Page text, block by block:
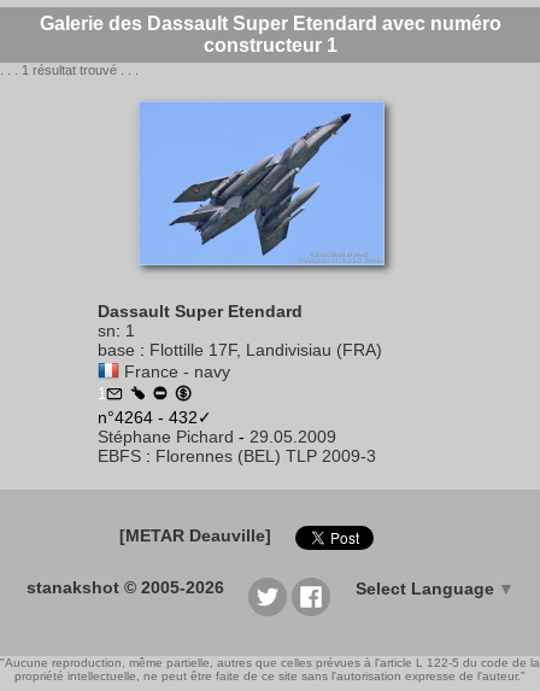
Galerie des Dassault Super Etendard avec numéro
constructeur 1
. . . 1 résultat trouvé . . .
Dassault Super Etendard
sn: 1
base : Flottille 17F, Landivisiau (FRA)
France - navy
1
n°4264 - 432✓
Stéphane Pichard - 29.05.2009
EBFS : Florennes (BEL) TLP 2009-3
[METAR Deauville]
stanakshot © 2005-2026 Select Language ▼
"Aucune reproduction, même partielle, autres que celles prévues à l'article L 122-5 du code de la
propriété intellectuelle, ne peut être faite de ce site sans l'autorisation expresse de l'auteur."